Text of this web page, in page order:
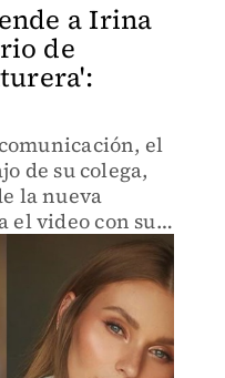
a Irina
de
el
de su colega,
la nueva
el video con sus